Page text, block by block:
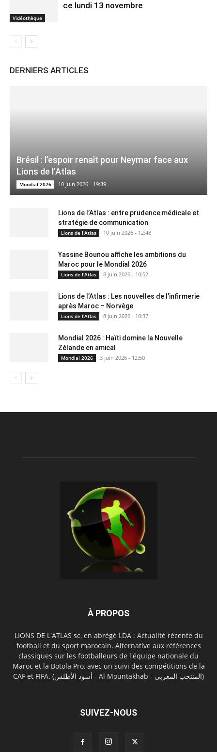
Vidéothèque
ce lundi 13 novembre
DERNIERS ARTICLES
Brésil : l’espoir renaît pour Neymar face aux
Lions de l’Atlas
Mondial 2026 10 juin 2026 - 19:39
Lions de l’Atlas : entre prudence médicale et
stratégie de communication
Lions de l'Atlas 10 juin 2026 - 12:48
Yassine Bounou affiche les ambitions du
Maroc pour le Mondial 2026
Lions de l'Atlas 8 juin 2026 - 10:52
Lions de l’Atlas : Les nouvelles de l’infirmerie
après Maroc – Norvège
Lions de l'Atlas 8 juin 2026 - 10:37
Mondial 2026 : Haïti domine la Nouvelle
Zélande en amical
Mondial 2026 3 juin 2026 - 12:50
À PROPOS
LIONS DE L'ATLAS sc, en abrégé LDA : Actualité récente du
football et du sport marocain. Alternative aux références
classiques sur les footballeurs de l'équipe nationale du
Maroc et la Botola Pro, avec un suivi des compétitions de la
CAF et FIFA. (أسود الأطلس - Al Mountakhab - المنتخب المغربي)
SUIVEZ-NOUS